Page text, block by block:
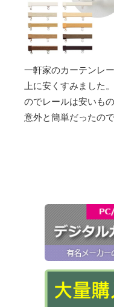
一軒家のカーテンレ
上に安くすみました
のでレールは安いも
意外と簡単だったの